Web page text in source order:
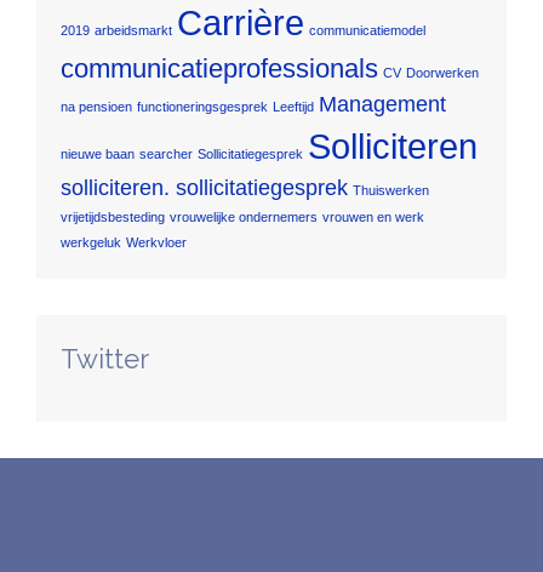
2019 arbeidsmarkt Carrière communicatiemodel
communicatieprofessionals CV Doorwerken
na pensioen functioneringsgesprek Leeftijd Management
nieuwe baan searcher Sollicitatiegesprek Solliciteren
solliciteren. sollicitatiegesprek Thuiswerken
vrijetijdsbesteding vrouwelijke ondernemers vrouwen en werk
werkgeluk Werkvloer
Twitter